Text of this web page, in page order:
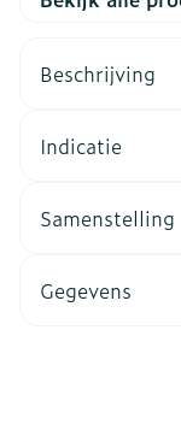
Beschrijving
Indicatie
Samenstelling
Gegevens